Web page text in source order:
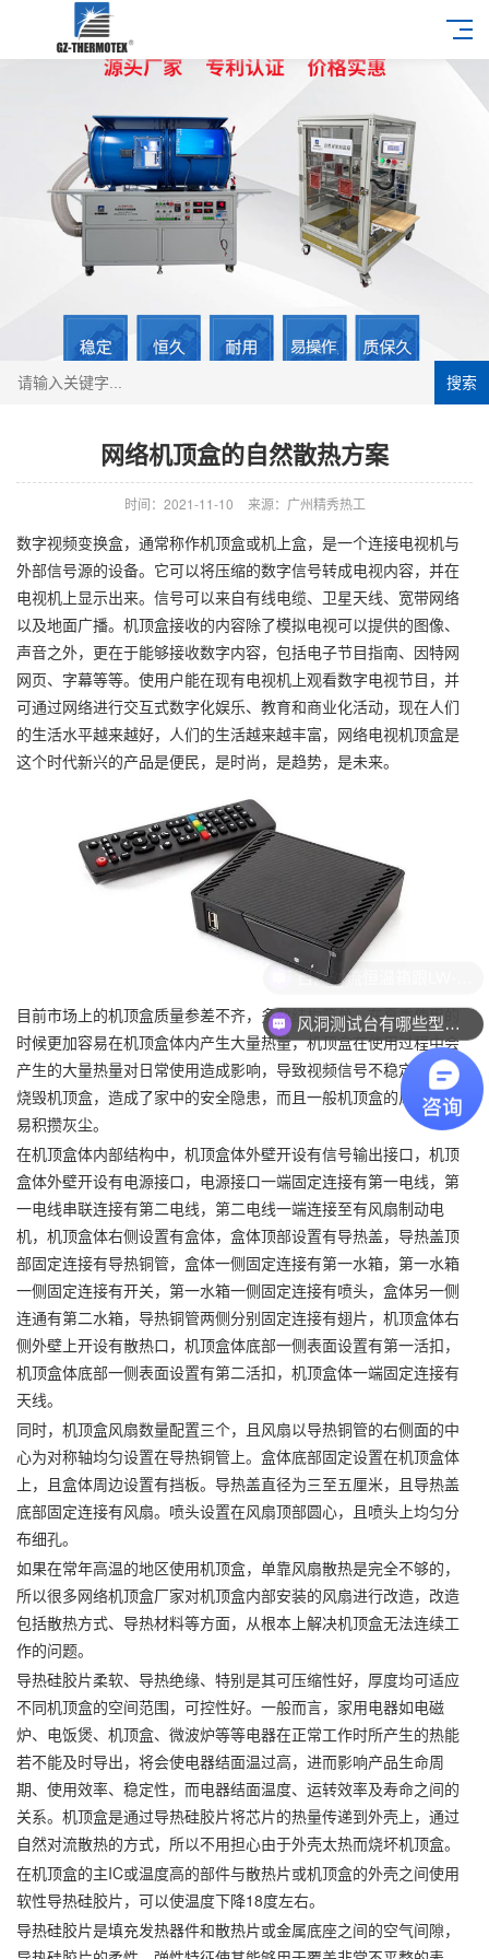
搜索
网络机顶盒的自然散热方案
时间：2021-11-10 来源：广州精秀热工
数字视频变换盒，通常称作机顶盒或机上盒，是一个连接电视机与
外部信号源的设备。它可以将压缩的数字信号转成电视内容，并在
电视机上显示出来。信号可以来自有线电缆、卫星天线、宽带网络
以及地面广播。机顶盒接收的内容除了模拟电视可以提供的图像、
声音之外，更在于能够接收数字内容，包括电子节目指南、因特网
网页、字幕等等。使用户能在现有电视机上观看数字电视节目，并
可通过网络进行交互式数字化娱乐、教育和商业化活动，现在人们
的生活水平越来越好，人们的生活越来越丰富，网络电视机顶盒是
这个时代新兴的产品是便民，是时尚，是趋势，是未来。
目前市场上的机顶盒质量参差不齐，多数结构简单，在夏季使用的
时候更加容易在机顶盒体内产生大量热量，机顶盒在使用过程中会
产生的大量热量对日常使用造成影响，导致视频信号不稳定，甚至
烧毁机顶盒，造成了家中的安全隐患，而且一般机顶盒的风扇处容
易积攒灰尘。
在机顶盒体内部结构中，机顶盒体外壁开设有信号输出接口，机顶
盒体外壁开设有电源接口，电源接口一端固定连接有第一电线，第
一电线串联连接有第二电线，第二电线一端连接至有风扇制动电
机，机顶盒体右侧设置有盒体，盒体顶部设置有导热盖，导热盖顶
部固定连接有导热铜管，盒体一侧固定连接有第一水箱，第一水箱
一侧固定连接有开关，第一水箱一侧固定连接有喷头，盒体另一侧
连通有第二水箱，导热铜管两侧分别固定连接有翅片，机顶盒体右
侧外壁上开设有散热口，机顶盒体底部一侧表面设置有第一活扣，
机顶盒体底部一侧表面设置有第二活扣，机顶盒体一端固定连接有
天线。
同时，机顶盒风扇数量配置三个，且风扇以导热铜管的右侧面的中
心为对称轴均匀设置在导热铜管上。盒体底部固定设置在机顶盒体
上，且盒体周边设置有挡板。导热盖直径为三至五厘米，且导热盖
底部固定连接有风扇。喷头设置在风扇顶部圆心，且喷头上均匀分
布细孔。
如果在常年高温的地区使用机顶盒，单靠风扇散热是完全不够的，
所以很多网络机顶盒厂家对机顶盒内部安装的风扇进行改造，改造
包括散热方式、导热材料等方面，从根本上解决机顶盒无法连续工
作的问题。
导热硅胶片柔软、导热绝缘、特别是其可压缩性好，厚度均可适应
不同机顶盒的空间范围，可控性好。一般而言，家用电器如电磁
炉、电饭煲、机顶盒、微波炉等等电器在正常工作时所产生的热能
若不能及时导出，将会使电器结面温过高，进而影响产品生命周
期、使用效率、稳定性，而电器结面温度、运转效率及寿命之间的
关系。机顶盒是通过导热硅胶片将芯片的热量传递到外壳上，通过
自然对流散热的方式，所以不用担心由于外壳太热而烧坏机顶盒。
在机顶盒的主IC或温度高的部件与散热片或机顶盒的外壳之间使用
软性导热硅胶片，可以使温度下降18度左右。
导热硅胶片是填充发热器件和散热片或金属底座之间的空气间隙，
风洞测试台有哪些型号可选？